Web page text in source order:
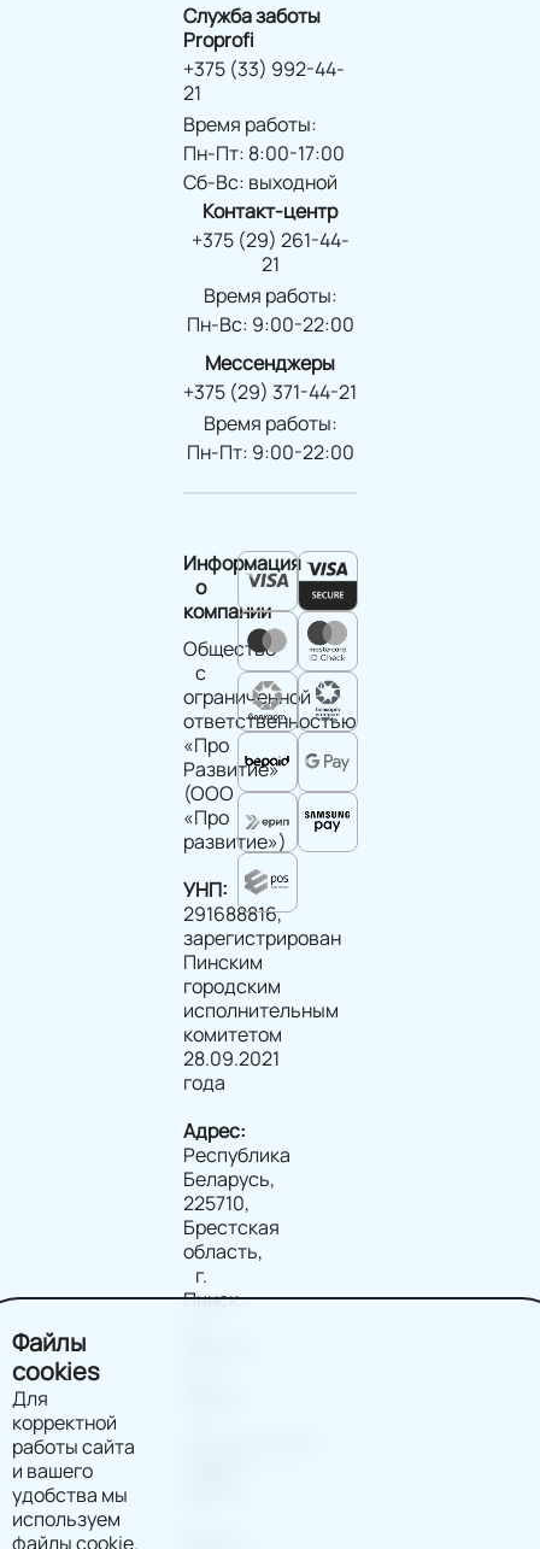
Файлы
cookies
Для
корректной
работы сайта
и вашего
удобства мы
используем
файлы cookie.
Служба заботы
Proprofi
+375 (33) 992-44-
21
Время работы:
Пн-Пт: 8:00-17:00
Сб-Вс: выходной
Контакт-центр
+375 (29) 261-44-
21
Время работы:
Пн-Вс: 9:00-22:00
Мессенджеры
+375 (29) 371-44-21
Время работы:
Пн-Пт: 9:00-22:00
Информация
о
компании
Общество
с
ограниченной
ответственностью
«Про
Развитие»
(ООО
«Про
развитие»)
УНП:
291688816,
зарегистрирован
Пинским
городским
исполнительным
комитетом
28.09.2021
года
Адрес:
Республика
Беларусь,
225710,
Брестская
область,
г.
Пинск,